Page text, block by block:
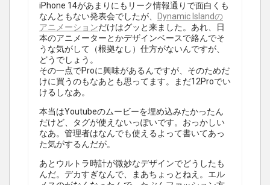
iPhone 14があまりにもリーク情報通りで面白くも
なんともない発表会でしたが、
Dynamic Islandの
アニメーションだけはグッと来ました。あれ、日
本のアニメーターとかデザインベースで絡んでそ
うな気がして（根拠なし）仕方がないんですが、
どうでしょう。
その一点でProに興味があるんですが、そのためだ
けに買うのもなあとも思ってます。まだ12Proでい
けるしなあ。
本当はYoutubeのムービーを埋め込みたかったん
だけど、タグが使えないっぽいです。おっかしい
なあ。管理者はなんでも使えるよって書いてあっ
た気がするんだが。
あとウルトラ時計が微妙なデザインでどうしたも
んだ。デカすぎなんで、まあちょっとねえ。エル